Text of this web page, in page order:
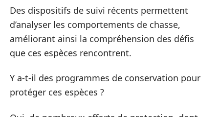
Des dispositifs de suivi récents permettent
d’analyser les comportements de chasse,
améliorant ainsi la compréhension des défis
que ces espèces rencontrent.
Y a-t-il des programmes de conservation pour
protéger ces espèces ?